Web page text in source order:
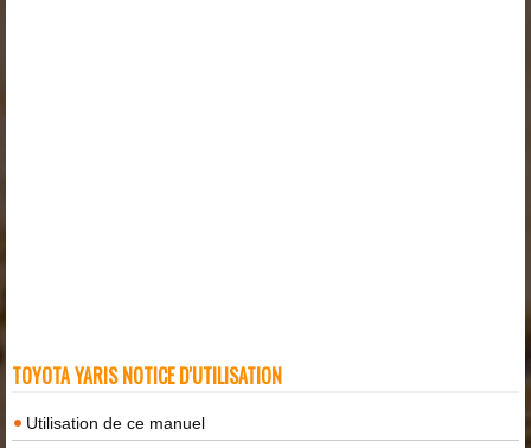
TOYOTA YARIS NOTICE D'UTILISATION
Utilisation de ce manuel